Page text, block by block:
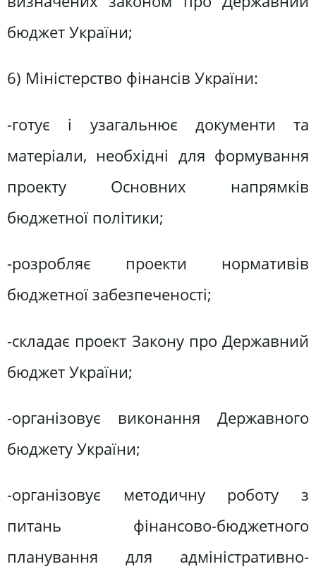
бюджет України;
6) Міністерство фінансів України:
-готує і узагальнює документи та
матеріали, необхідні для формування
проекту Основних напрямків
бюджетної політики;
-розробляє проекти нормативів
бюджетної забезпеченості;
-складає проект Закону про Державний
бюджет України;
-організовує виконання Державного
бюджету України;
-організовує методичну роботу з
питань фінансово-бюджетного
планування для адміністративно-